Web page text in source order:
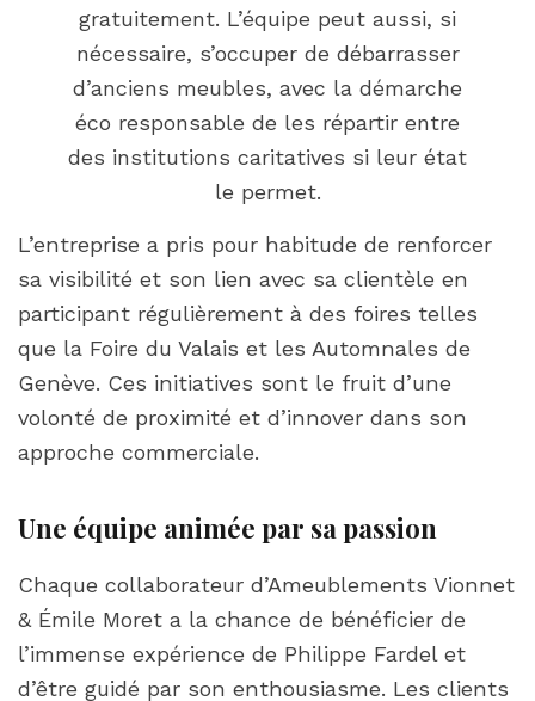
gratuitement. L’équipe peut aussi, si
nécessaire, s’occuper de débarrasser
d’anciens meubles, avec la démarche
éco responsable de les répartir entre
des institutions caritatives si leur état
le permet.
L’entreprise a pris pour habitude de renforcer
sa visibilité et son lien avec sa clientèle en
participant régulièrement à des foires telles
que la Foire du Valais et les Automnales de
Genève. Ces initiatives sont le fruit d’une
volonté de proximité et d’innover dans son
approche commerciale.
Une équipe animée par sa passion
Chaque collaborateur d’Ameublements Vionnet
& Émile Moret a la chance de bénéficier de
l’immense expérience de Philippe Fardel et
d’être guidé par son enthousiasme. Les clients